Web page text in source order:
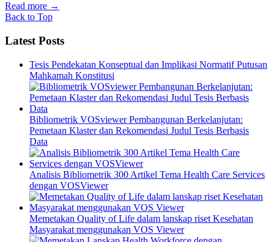
Read more →
Back to Top
Latest Posts
Tesis Pendekatan Konseptual dan Implikasi Normatif Putusan
Mahkamah Konstitusi
Bibliometrik VOSviewer Pembangunan Berkelanjutan:
Pemetaan Klaster dan Rekomendasi Judul Tesis Berbasis
Data
Analisis Bibliometrik 300 Artikel Tema Health Care Services
dengan VOSViewer
Memetakan Quality of Life dalam lanskap riset Kesehatan
Masyarakat menggunakan VOS Viewer